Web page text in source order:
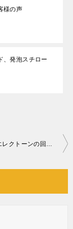
様の声
、発泡スチロー
【岐阜市】エレクトーンの回収・処分ご依頼 お客様の声